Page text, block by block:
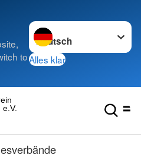
to
Sprache wechseln zu
Alles klar
e.V.